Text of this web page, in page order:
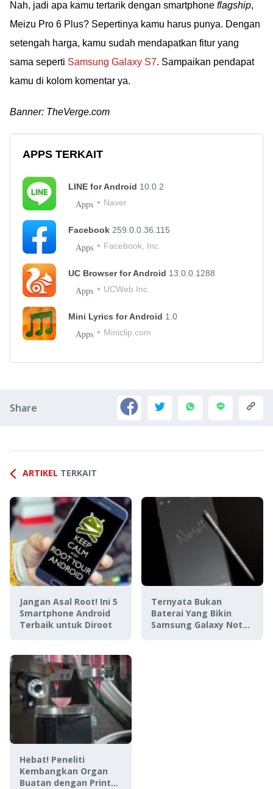
Nah, jadi apa kamu tertarik dengan smartphone flagship,
Meizu Pro 6 Plus? Sepertinya kamu harus punya. Dengan
setengah harga, kamu sudah mendapatkan fitur yang
sama seperti Samsung Galaxy S7. Sampaikan pendapat
kamu di kolom komentar ya.
Banner: TheVerge.com
APPS TERKAIT
LINE for Android 10.0.2
Apps Naver
Facebook 259.0.0.36.115
Apps Facebook, Inc.
UC Browser for Android 13.0.0.1288
Apps UCWeb Inc.
Mini Lyrics for Android 1.0
Apps Miniclip.com
Share
ARTIKEL TERKAIT
Jangan Asal Root! Ini 5
Smartphone Android
Terbaik untuk Diroot
Ternyata Bukan
Baterai Yang Bikin
Samsung Galaxy Note
Hebat! Peneliti
Kembangkan Organ
Buatan dengan Printer